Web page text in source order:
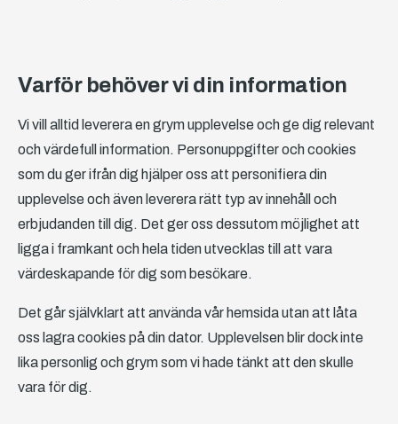
Varför behöver vi din information
Vi vill alltid leverera en grym upplevelse och ge dig relevant
och värdefull information. Personuppgifter och cookies
som du ger ifrån dig hjälper oss att personifiera din
upplevelse och även leverera rätt typ av innehåll och
erbjudanden till dig. Det ger oss dessutom möjlighet att
ligga i framkant och hela tiden utvecklas till att vara
värdeskapande för dig som besökare.
Det går självklart att använda vår hemsida utan att låta
oss lagra cookies på din dator. Upplevelsen blir dock inte
lika personlig och grym som vi hade tänkt att den skulle
vara för dig.